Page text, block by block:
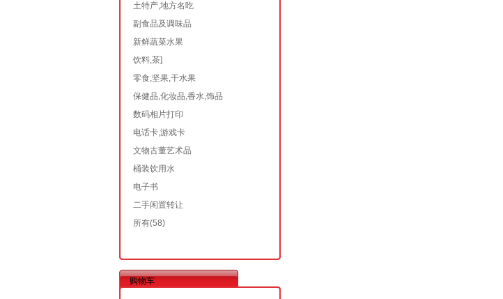
土特产,地方名吃
副食品及调味品
新鲜蔬菜水果
饮料,茶]
零食,坚果,干水果
保健品,化妆品,香水,饰品
数码相片打印
电话卡,游戏卡
文物古董艺术品
桶装饮用水
电子书
二手闲置转让
所有(58)
购物车